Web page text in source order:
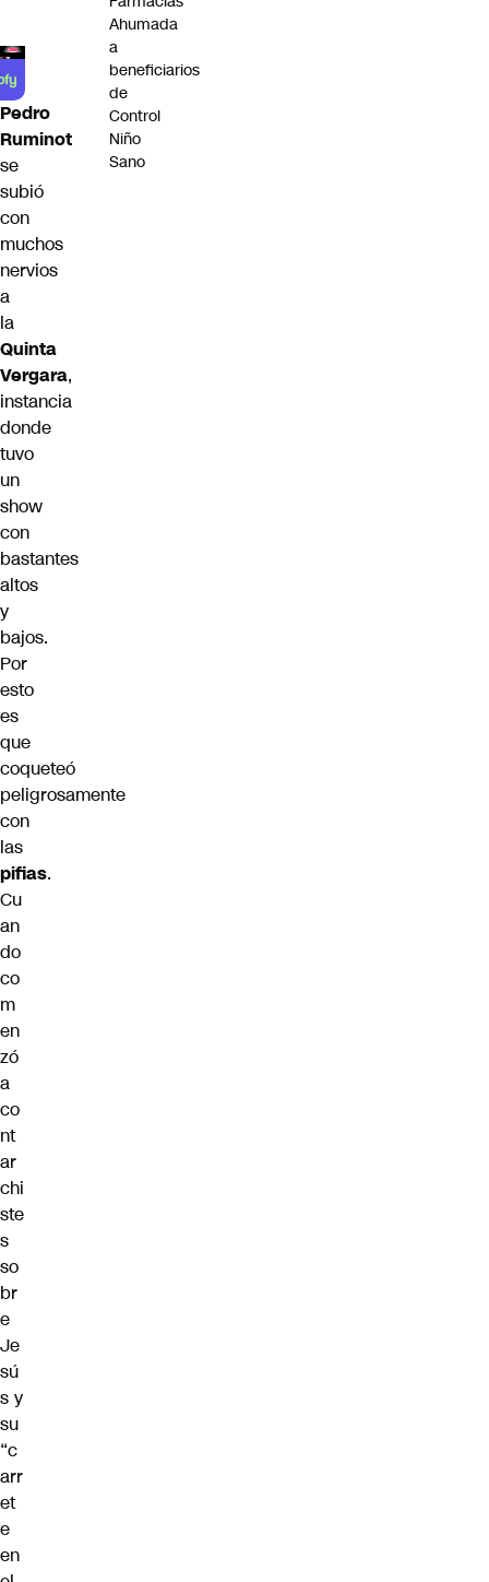
Pedro
Ruminot
se
subió
con
muchos
nervios
a
la
Quinta
Vergara,
instancia
donde
tuvo
un
show
con
bastantes
altos
y
bajos.
Por
esto
es
que
coqueteó
peligrosamente
con
las
pifias.
Cu
an
do
co
m
en
zó
a
co
nt
ar
chi
ste
s
so
br
e
Je
sú
s y
su
“c
arr
et
e
en
Ahumada
a
beneficiarios
de
Control
Niño
Sano